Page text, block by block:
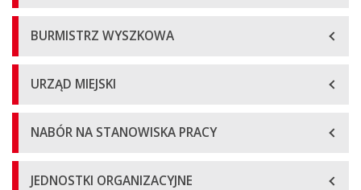
BURMISTRZ WYSZKOWA
URZĄD MIEJSKI
NABÓR NA STANOWISKA PRACY
JEDNOSTKI ORGANIZACYJNE